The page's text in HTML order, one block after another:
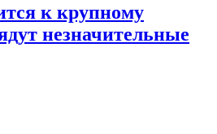
к крупному
незначительные